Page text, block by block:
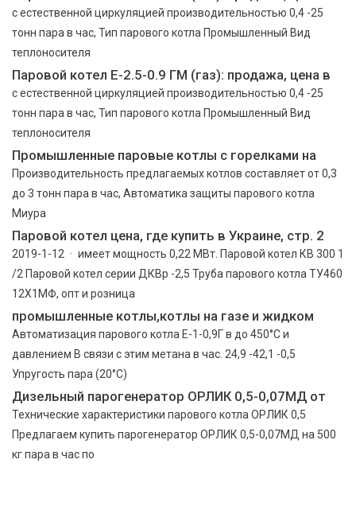
с естественной циркуляцией производительностью 0,4 -25
тонн пара в час, Тип парового котла Промышленный Вид
теплоносителя
Паровой котел Е-2.5-0.9 ГМ (газ): продажа, цена в
с естественной циркуляцией производительностью 0,4 -25
тонн пара в час, Тип парового котла Промышленный Вид
теплоносителя
Промышленные паровые котлы с горелками на
Производительность предлагаемых котлов составляет от 0,3
до 3 тонн пара в час, Автоматика защиты парового котла
Миура
Паровой котел цена, где купить в Украине, стр. 2
2019-1-12 · имеет мощность 0,22 МВт. Паровой котел КВ 300 1
/2 Паровой котел серии ДКВр -2,5 Труба парового котла ТУ460
12Х1МФ, опт и розница
промышленные котлы,котлы на газе и жидком
Автоматизация парового котла Е-1-0,9Г в до 450°С и
давлением В связи с этим метана в час. 24,9 -42,1 -0,5
Упругость пара (20°С)
Дизельный парогенератор ОРЛИК 0,5-0,07МД от
Технические характеристики парового котла ОРЛИК 0,5
Предлагаем купить парогенератор ОРЛИК 0,5-0,07МД на 500
кг пара в час по